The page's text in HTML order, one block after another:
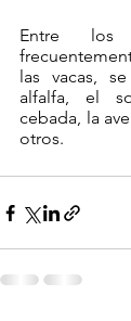
Entre los
las vacas,
alfalfa, el
cebada, la
otros.